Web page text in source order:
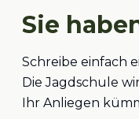
Sie
Schreibe einfach
Die Jagdschule
Ihr Anliegen